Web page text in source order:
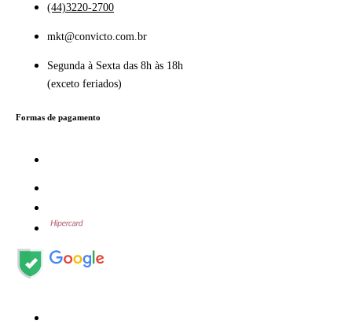
(44)3220-2700
mkt@convicto.com.br
Segunda à Sexta das 8h às 18h
(exceto feriados)
Formas de pagamento